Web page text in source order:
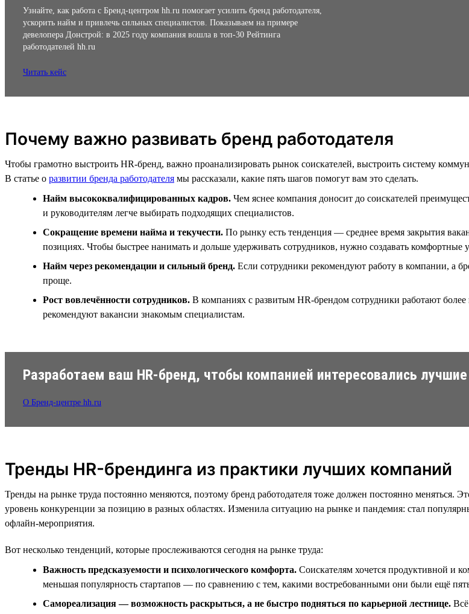
Узнайте, как работа с Бренд-центром hh.ru помогает усилить бренд работодателя,
ускорить найм и привлечь сильных специалистов. Показываем на примере
девелопера Донстрой: в 2025 году компания вошла в топ-30 Рейтинга
работодателей hh.ru
Читать кейс
Почему важно развивать бренд работодателя
Чтобы грамотно выстроить HR-бренд, важно проанализировать рынок соискателей, выстроить систему
В статье о развитии бренда работодателя мы рассказали, какие пять шагов помогут вам это сделать.
Найм высококвалифицированных кадров. Чем яснее компания доносит до соискателей
и руководителям легче выбирать подходящих специалистов.
Сокращение времени найма и текучести. По рынку есть тенденция — среднее время закрытия
позициях. Чтобы быстрее нанимать и дольше удерживать сотрудников, нужно создавать комфортные
Найм через рекомендации и сильный бренд. Если сотрудники рекомендуют работу в компании, а
проще.
Рост вовлечённости сотрудников. В компаниях с развитым HR-брендом сотрудники работают
рекомендуют вакансии знакомым специалистам.
Разработаем ваш HR-бренд, чтобы компанией интересовались
О Бренд-центре hh.ru
Тренды HR-брендинга из практики лучших компаний
Тренды на рынке труда постоянно меняются, поэтому бренд работодателя тоже должен постоянно меняться.
уровень конкуренции за позицию в разных областях. Изменила ситуацию на рынке и пандемия: стал
офлайн-мероприятия.
Вот несколько тенденций, которые прослеживаются сегодня на рынке труда:
Важность предсказуемости и психологического комфорта. Соискателям хочется продуктивной и
меньшая популярность стартапов — по сравнению с тем, какими востребованными они были ещё пять
Самореализация — возможность раскрыться, а не быстро подняться по карьерной лестнице.